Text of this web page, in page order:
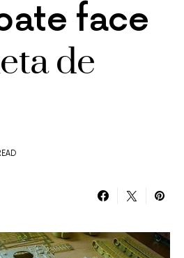
face
de